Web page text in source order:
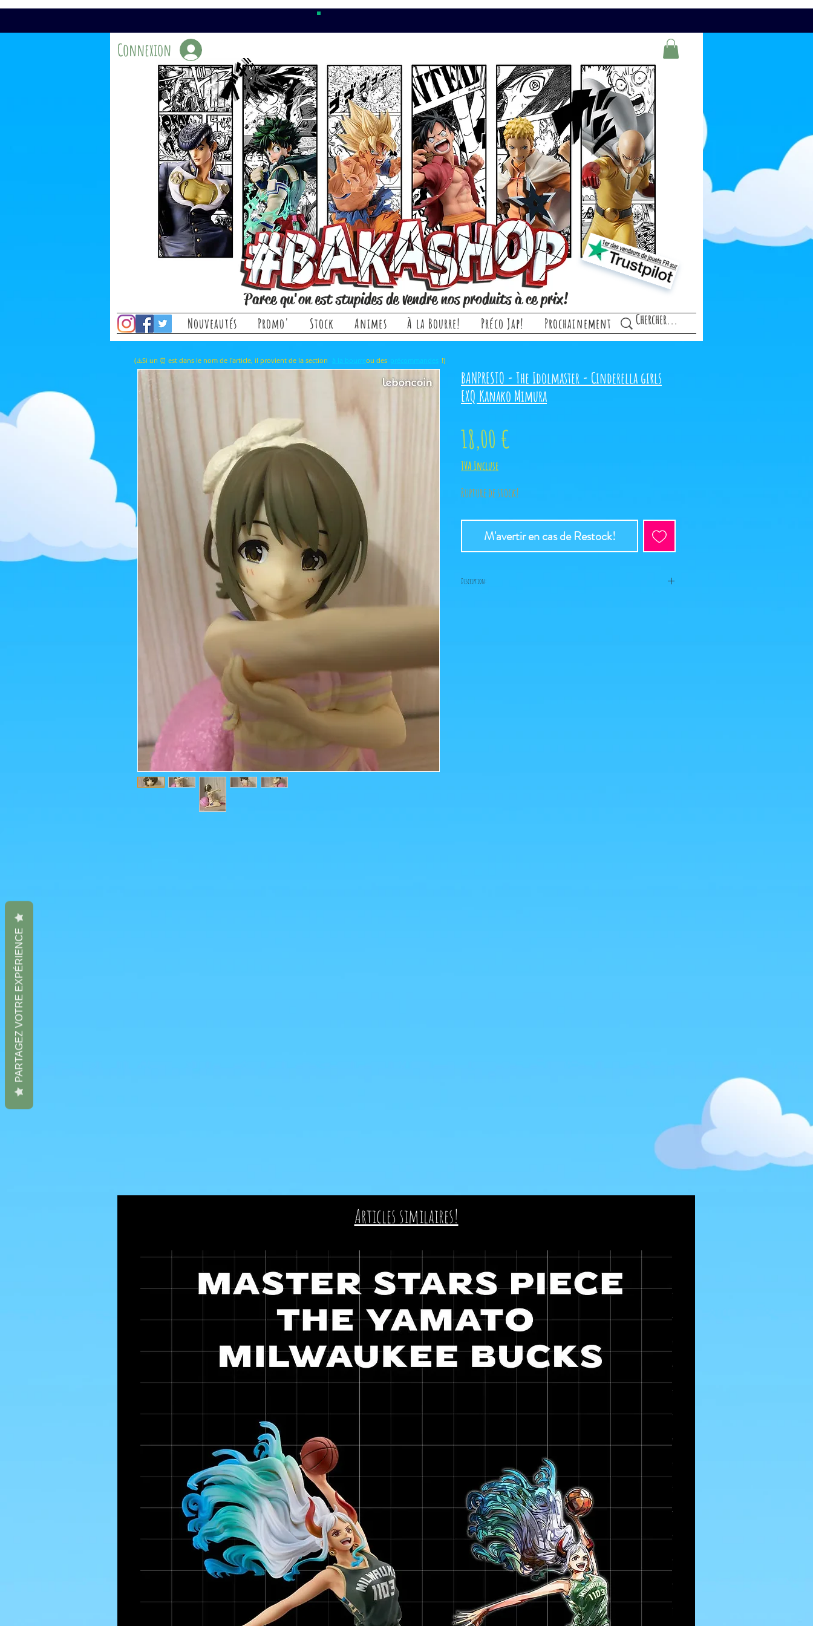
Connexion
Parce qu'on est stupides de vendre nos produits à ce prix!
Nouveautés Promo' Stock Animes À la Bourre! Préco Jap! Prochainement
BANPRESTO - The Idolmaster - Cinderella girls
EXQ Kanako Mimura
18,00 €
TVA Incluse
Rupture de stock!
M'avertir en cas de Restock!
Description:
(⚠️Si un ⏰ est dans le nom de l'article, il provient de la section ou des !)
à la bourre précommandes
Articles similaires!
PARTAGEZ VOTRE EXPÉRIENCE